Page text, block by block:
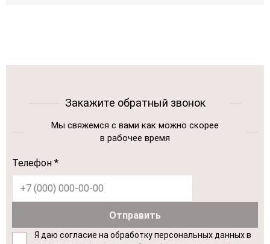
Закажите обратный звонок
Мы свяжемся с вами как можно скорее
в рабочее время
Телефон *
Я даю согласие на обработку персональных данных в